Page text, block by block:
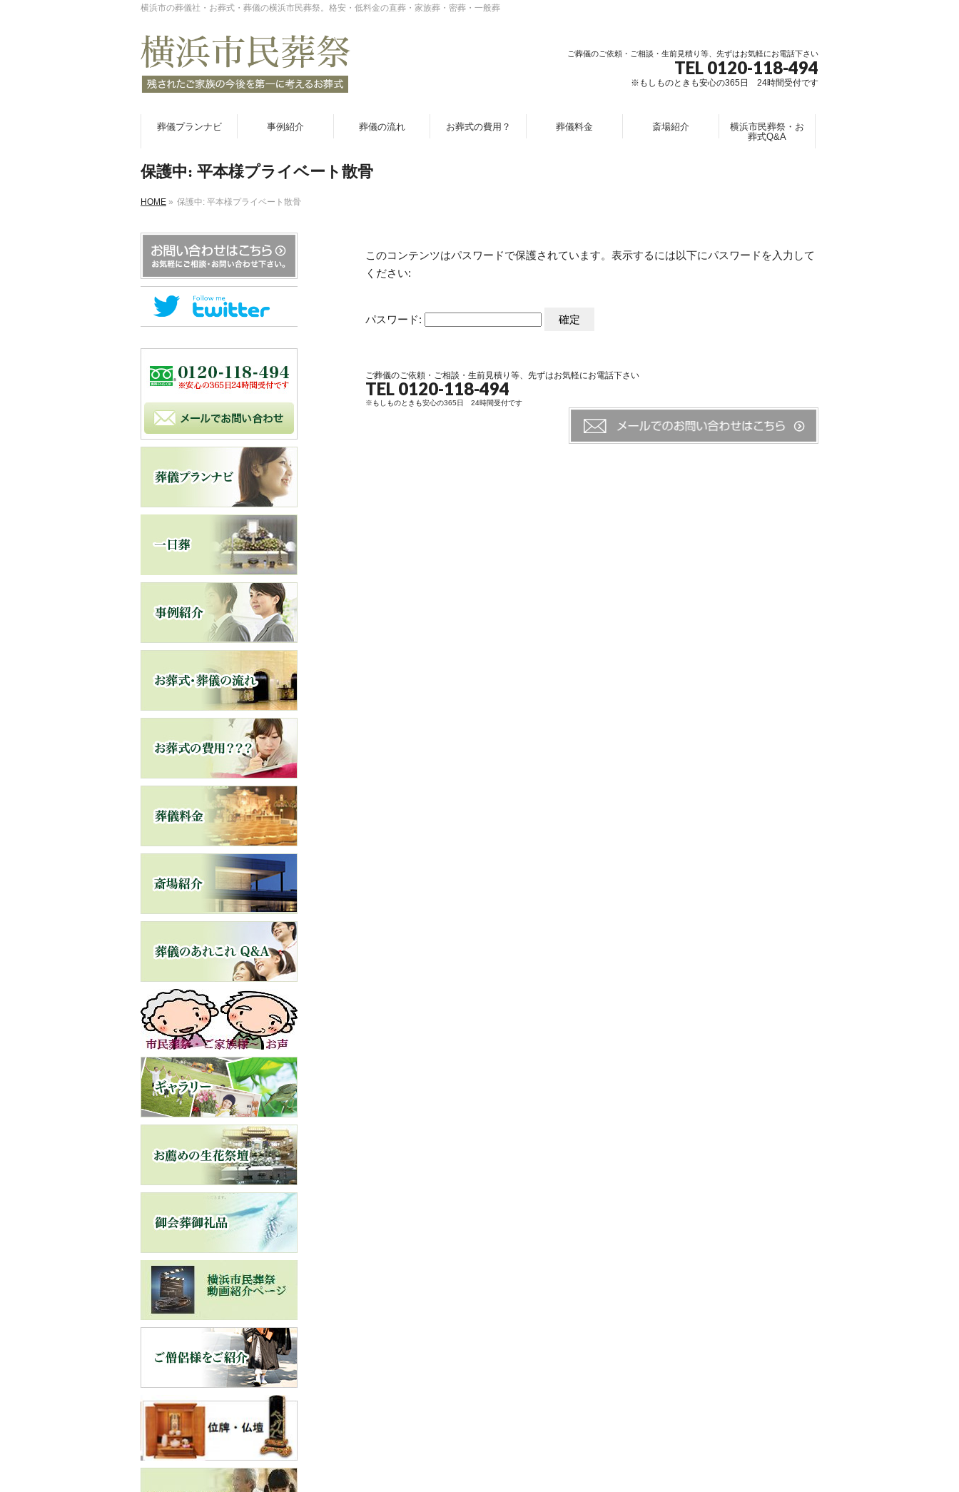
横浜市の葬儀社・お葬式・葬儀の横浜市民葬祭。格安・低料金の直葬・家族葬・密葬・一般葬
ご葬儀のご依頼・ご相談・生前見積り等、先ずはお気軽にお電話下さい
TEL 0120-118-494
※もしものときも安心の365日 24時間受付です
葬儀プランナビ 事例紹介 葬儀の流れ お葬式の費用？ 葬儀料金 斎場紹介
横浜市民葬祭・お
葬式Q&A
保護中: 平本様プライベート散骨
HOME » 保護中: 平本様プライベート散骨
このコンテンツはパスワードで保護されています。表示するには以下にパスワードを入力して
ください:
パスワード:
ご葬儀のご依頼・ご相談・生前見積り等、先ずはお気軽にお電話下さい
TEL 0120-118-494
※もしものときも安心の365日 24時間受付です